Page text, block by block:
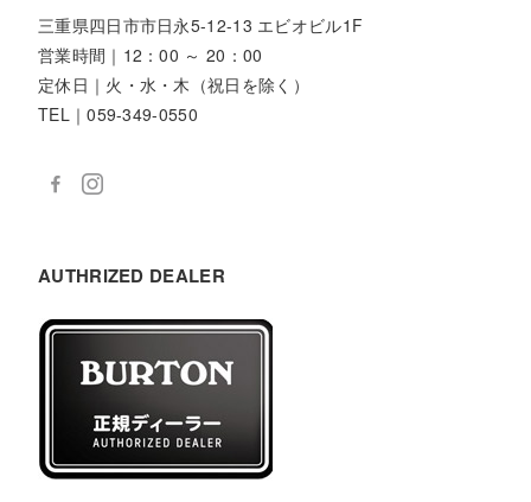
三重県四日市市日永5-12-13 エビオビル1F
営業時間｜12：00 ～ 20：00
定休日｜火・水・木（祝日を除く）
TEL｜059-349-0550
AUTHRIZED DEALER